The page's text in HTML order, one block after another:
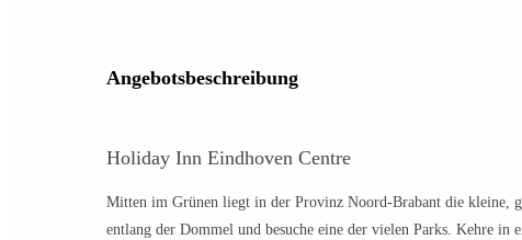
Angebotsbeschreibung
Holiday Inn Eindhoven Centre
Mitten im Grünen liegt in der Provinz Noord-Brabant die kleine,
entlang der Dommel und besuche eine der vielen Parks. Kehre in